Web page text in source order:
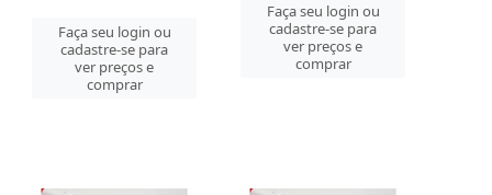
Faça seu login ou
cadastre-se para
ver preços e
comprar
Faça seu login ou
cadastre-se para
ver preços e
comprar